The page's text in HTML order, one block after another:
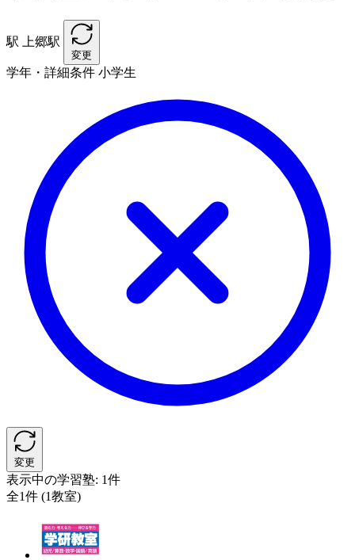
駅 上郷駅
変更
学年・詳細条件 小学生
変更
表示中の学習塾: 1件
全1件 (1教室)